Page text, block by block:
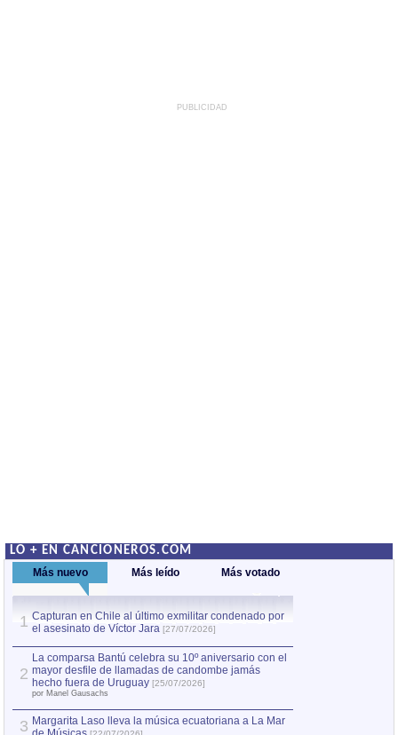
PUBLICIDAD
LO + EN CANCIONEROS.COM
Más nuevo Más leído Más votado
1 Capturan en Chile al último exmilitar condenado por
el asesinato de Víctor Jara [27/07/2026]
2
La comparsa Bantú celebra su 10º aniversario con el
mayor desfile de llamadas de candombe jamás
hecho fuera de Uruguay [25/07/2026]
por Manel Gausachs
3 Margarita Laso lleva la música ecuatoriana a La Mar